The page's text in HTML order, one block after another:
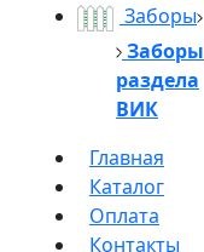
Заборы
Заборы
раздела
ВИК
Главная
Каталог
Оплата
Контакты